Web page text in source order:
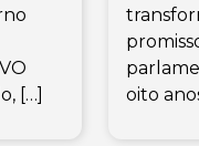
[…]
oito